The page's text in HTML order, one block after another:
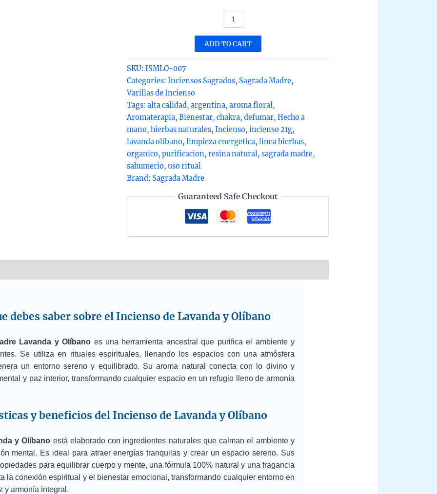
Incienso
sahumerio
lavanda
olíbano
de
Sagrada
Madre
linea
hierbas
hecho
a
argentina
con
amor
unidad
20g
ADD TO CART
SKU: ISMLO-007
Categories: Inciensos Sagrados, Sagrada Madre,
Varillas de Incienso
Tags: alta calidad, argentina, aroma floral,
Aromaterapia, Bienestar, chakra, defumar, Hecho a
mano, hierbas naturales, Incienso, incienso 21g,
lavanda olíbano, limpieza energetica, linea hierbas,
organico, purificacion, resina natural, sagrada madre,
sahumerio, uso ritual
Brand: Sagrada Madre
Guaranteed Safe Checkout
debes saber sobre el Incienso de Lavanda y Olíbano
Lavanda y Olíbano es una herramienta ancestral que purifica el ambiente y
Se utiliza en rituales espirituales, llenando los espacios con una atmósfera
un entorno sereno y equilibrado. Su aroma natural conecta con lo divino y
y paz interior, transformando cualquier espacio en un refugio lleno de armonía
y beneficios del Incienso de Lavanda y Olíbano
y Olíbano está elaborado con ingredientes naturales que calman el ambiente y
mental. Es ideal para atraer energías tranquilas y crear un espacio sereno. Sus
para equilibrar cuerpo y mente, una fórmula 100% natural y una fragancia
la conexión espiritual y el bienestar emocional, transformando cualquier entorno en
y armonía integral.